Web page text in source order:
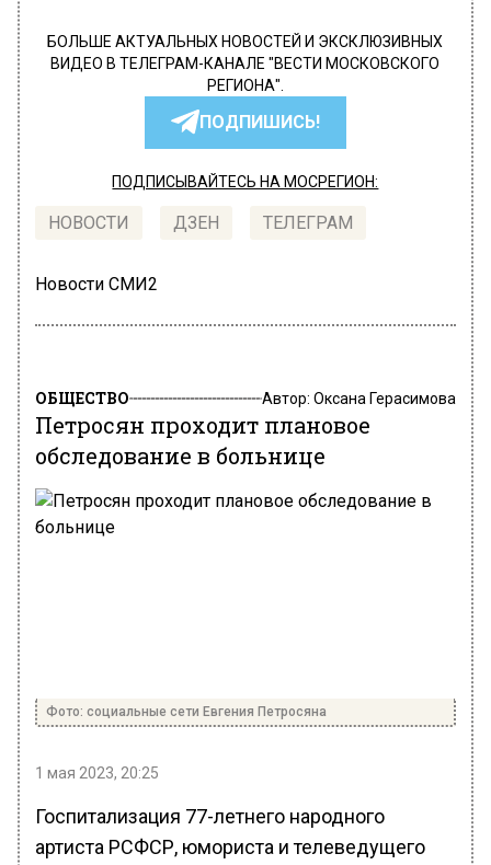
БОЛЬШЕ АКТУАЛЬНЫХ НОВОСТЕЙ И ЭКСКЛЮЗИВНЫХ
ВИДЕО В ТЕЛЕГРАМ-КАНАЛЕ "ВЕСТИ МОСКОВСКОГО
РЕГИОНА".
ПОДПИШИСЬ!
ПОДПИСЫВАЙТЕСЬ НА МОСРЕГИОН:
НОВОСТИ ДЗЕН ТЕЛЕГРАМ
Новости СМИ2
ОБЩЕСТВО Автор: Оксана Герасимова
Петросян проходит плановое
обследование в больнице
Фото: социальные сети Евгения Петросяна
1 мая 2023, 20:25
Госпитализация 77-летнего народного
артиста РСФСР, юмориста и телеведущего